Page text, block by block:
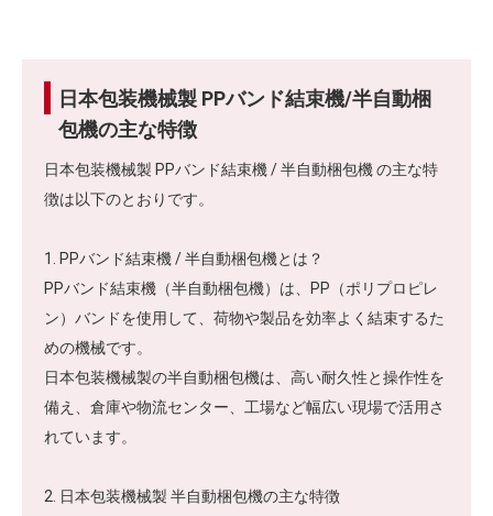
日本包装機械製 PPバンド結束機/半自動梱
包機の主な特徴
日本包装機械製 PPバンド結束機 / 半自動梱包機 の主な特
徴は以下のとおりです。
1. PPバンド結束機 / 半自動梱包機とは？
PPバンド結束機（半自動梱包機）は、PP（ポリプロピレ
ン）バンドを使用して、荷物や製品を効率よく結束するた
めの機械です。
日本包装機械製の半自動梱包機は、高い耐久性と操作性を
備え、倉庫や物流センター、工場など幅広い現場で活用さ
れています。
2. 日本包装機械製 半自動梱包機の主な特徴